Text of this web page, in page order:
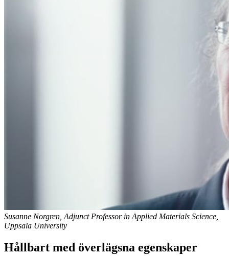
Susanne Norgren, Adjunct Professor in Applied Materials Science,
Uppsala University
Hållbart med överlägsna egenskaper